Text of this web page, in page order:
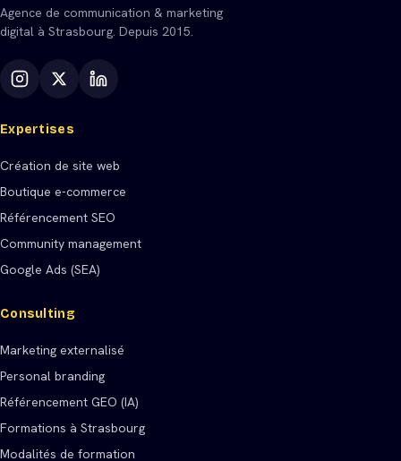
Agence de communication & marketing
digital à Strasbourg. Depuis 2015.
Expertises
Création de site web
Boutique e-commerce
Référencement SEO
Community management
Google Ads (SEA)
Consulting
Marketing externalisé
Personal branding
Référencement GEO (IA)
Formations à Strasbourg
Modalités de formation